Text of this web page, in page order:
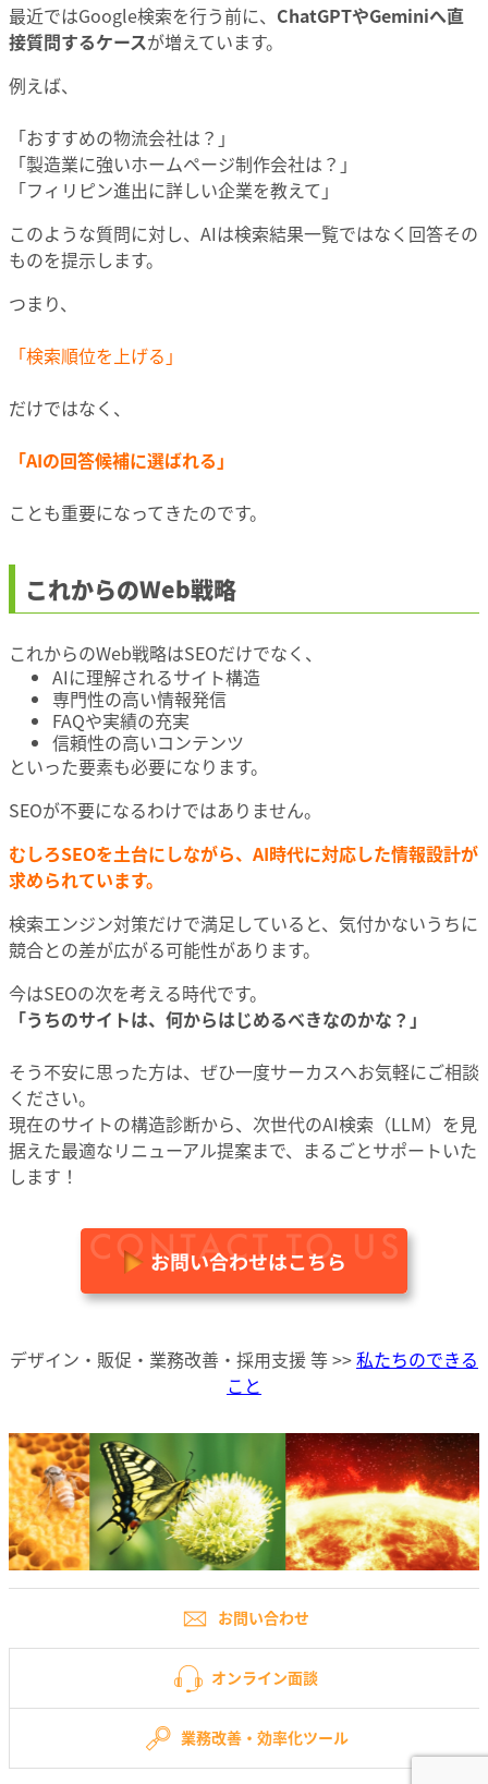
最近ではGoogle検索を行う前に、 ChatGPTやGeminiへ直
接質問するケースが増えています。
例えば、
「おすすめの物流会社は？」
「製造業に強いホームページ制作会社は？」
「フィリピン進出に詳しい企業を教えて」
このような質問に対し、AIは検索結果一覧ではなく回答その
ものを提示します。
つまり、
「検索順位を上げる」
だけではなく、
「AIの回答候補に選ばれる」
ことも重要になってきたのです。
これからのWeb戦略
これからのWeb戦略はSEOだけでなく、
AIに理解されるサイト構造
専門性の高い情報発信
FAQや実績の充実
信頼性の高いコンテンツ
といった要素も必要になります。
SEOが不要になるわけではありません。
むしろSEOを土台にしながら、AI時代に対応した情報設計が
求められています。
検索エンジン対策だけで満足していると、気付かないうちに
競合との差が広がる可能性があります。
今はSEOの次を考える時代です。
「うちのサイトは、何からはじめるべきなのかな？」
そう不安に思った方は、ぜひ一度サーカスへお気軽にご相談
ください。
現在のサイトの構造診断から、次世代のAI検索（LLM）を見
据えた最適なリニューアル提案まで、まるごとサポートいた
します！
デザイン・販促・業務改善・採用支援 等 >>私たちのできる
こと
お問い合わせ
オンライン面談
業務改善・効率化ツール